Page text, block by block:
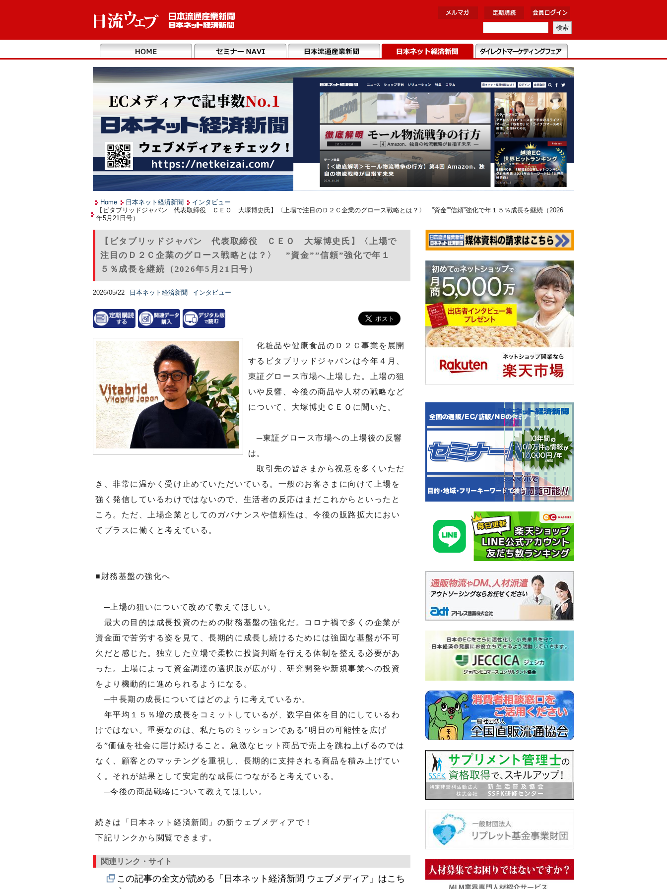
Home 日本ネット経済新聞
インタビュー
【ビタブリッドジャパン 代表取締役 ＣＥＯ 大塚博史氏】〈上場で注目のＤ２Ｃ企業のグロース戦略とは？〉 ”資金””信頼”強化で年１５％成長を継続（2026
年5月21日号）
【ビタブリッドジャパン 代表取締役 ＣＥＯ 大塚博史氏】〈上場で
注目のＤ２Ｃ企業のグロース戦略とは？〉 ”資金””信頼”強化で年１
５％成長を継続（2026年5月21日号）
2026/05/22 日本ネット経済新聞 インタビュー
化粧品や健康食品のＤ２Ｃ事業を展開
するビタブリッドジャパンは今年４月、
東証グロース市場へ上場した。上場の狙
いや反響、今後の商品や人材の戦略など
について、大塚博史ＣＥＯに聞いた。
─東証グロース市場への上場後の反響
は。
取引先の皆さまから祝意を多くいただ
き、非常に温かく受け止めていただいている。一般のお客さまに向けて上場を
強く発信しているわけではないので、生活者の反応はまだこれからといったと
ころ。ただ、上場企業としてのガバナンスや信頼性は、今後の販路拡大におい
てプラスに働くと考えている。
■財務基盤の強化へ
─上場の狙いについて改めて教えてほしい。
最大の目的は成長投資のための財務基盤の強化だ。コロナ禍で多くの企業が
資金面で苦労する姿を見て、長期的に成長し続けるためには強固な基盤が不可
欠だと感じた。独立した立場で柔軟に投資判断を行える体制を整える必要があ
った。上場によって資金調達の選択肢が広がり、研究開発や新規事業への投資
をより機動的に進められるようになる。
─中長期の成長についてはどのように考えているか。
年平均１５％増の成長をコミットしているが、数字自体を目的にしているわ
けではない。重要なのは、私たちのミッションである”明日の可能性を広げ
る”価値を社会に届け続けること。急激なヒット商品で売上を跳ね上げるのでは
なく、顧客とのマッチングを重視し、長期的に支持される商品を積み上げてい
く。それが結果として安定的な成長につながると考えている。
─今後の商品戦略について教えてほしい。
続きは「日本ネット経済新聞」の新ウェブメディアで！
下記リンクから閲覧できます。
関連リンク・サイト
この記事の全文が読める「日本ネット経済新聞 ウェブメディア」はこち